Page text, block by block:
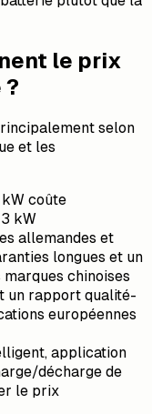
le prix
?
selon
et les
coûte
kW
allemandes et
longues et un
chinoises
un rapport qualité-
européennes
application
décharge de
le prix